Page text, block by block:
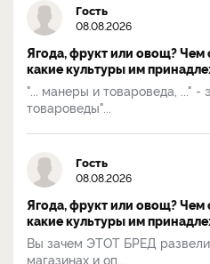
Гость
08.08.2026
Ягода, фрукт или овощ? Чем
какие культуры им
"... манеры и товароведа, ..." -
товароведы"...
Гость
08.08.2026
Ягода, фрукт или овощ? Чем
какие культуры им
Вы зачем ЭТОТ БРЕД
магазинах и оп...